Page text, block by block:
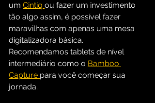
um Cintiq ou fazer um investimento
tão algo assim, é possível fazer
maravilhas com apenas uma mesa
digitalizadora básica.
Recomendamos tablets de nível
intermediário como o Bamboo
Capture para você começar sua
jornada.